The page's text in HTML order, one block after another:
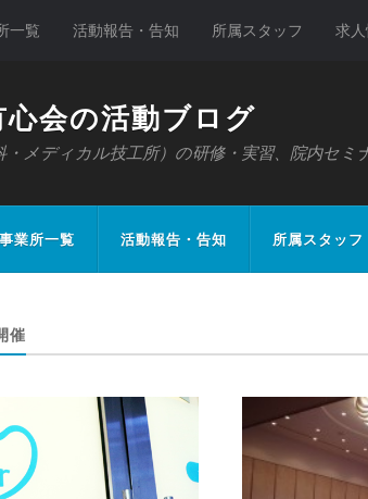
一覧 活動報告・告知 所属スタッフ 求
心会の活動ブログ
メディカル技工所）の研修・実習、院内セ
事業所一覧 活動報告・告知 所属スタッフ
催